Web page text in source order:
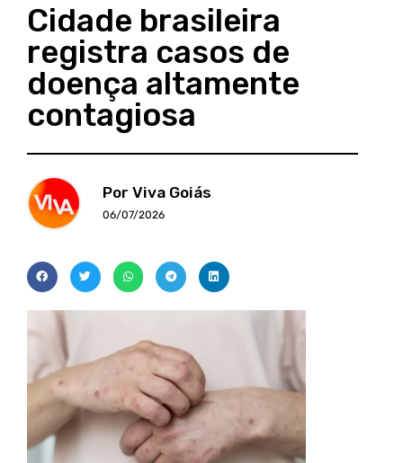
Cidade brasileira
registra casos de
doença altamente
contagiosa
Por Viva Goiás
06/07/2026